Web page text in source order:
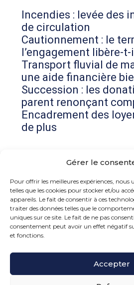
Gérer le
Pour offrir les meilleures expériences, nous
telles que les cookies pour stocker et/ou
appareils. Le fait de consentir à ces
traiter des données telles que le
uniques sur ce site. Le fait de ne pas
consentement peut avoir un effet négatif
et fonctions.
Accepter
Incendies : levée des
de circulation
Cautionnement : le
l’engagement libère-
Transport fluvial de
une aide financière
Succession : les
parent renonçant
Encadrement des
de plus
Commentaires
Aucun commentaire à
15 rue de la Bonne Rencontre
Voisins